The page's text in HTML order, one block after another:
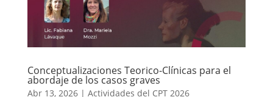
Conceptualizaciones Teorico-Clínicas para el
abordaje de los casos graves
Abr 13, 2026| Actividades del CPT 2026